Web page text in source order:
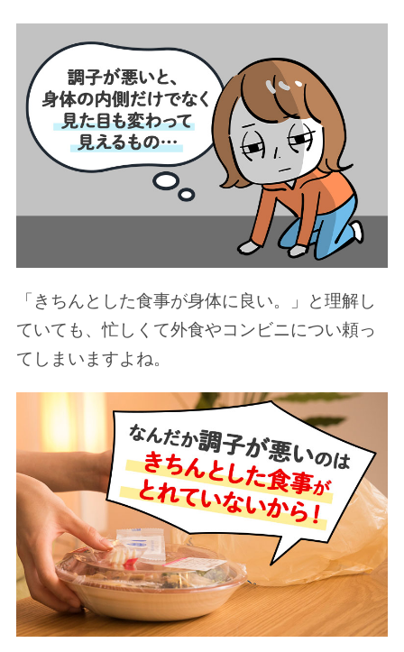
「きちんとした食事が身体に良い。」と理解し
ていても、忙しくて外食やコンビニについ頼っ
てしまいますよね。